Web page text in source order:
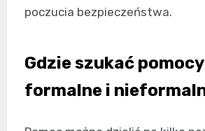
poczucia bezpieczeństwa.
Gdzie szukać
formalne i